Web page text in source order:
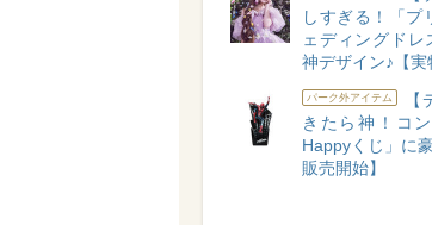
しすぎる！「プ
ェディングド
神デザイン♪【実
パーク外アイテム
きたら神！コ
Happyくじ」に
販売開始】